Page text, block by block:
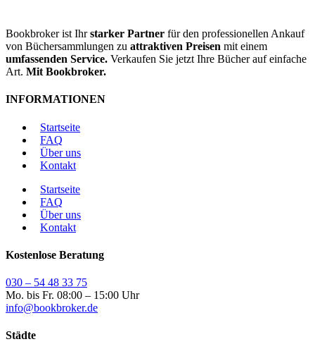
Bookbroker ist Ihrstarker Partner für den professionellen Ankauf
von Büchersammlungen zu attraktiven Preisen mit einem
umfassenden Service. Verkaufen Sie jetzt Ihre Bücher auf einfache
Art. Mit Bookbroker.
INFORMATIONEN
Startseite
FAQ
Über uns
Kontakt
Startseite
FAQ
Über uns
Kontakt
Kostenlose Beratung
030 – 54 48 33 75
Mo. bis Fr. 08:00 – 15:00 Uhr
info@bookbroker.de
Städte